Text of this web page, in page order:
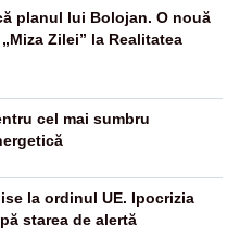
planul lui Bolojan. O nouă
Zilei” la Realitatea
cel mai sumbru
la ordinul UE. Ipocrizia
starea de alertă